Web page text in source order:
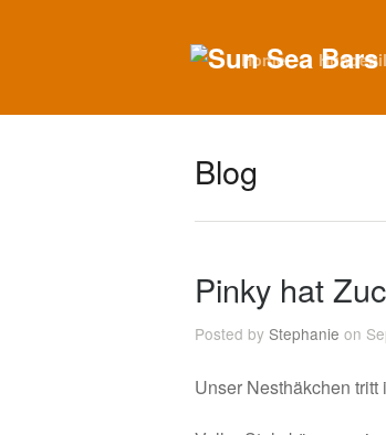
Home
Blog
Pinky hat
Posted by Stephanie on
Unser Nesthäkchen